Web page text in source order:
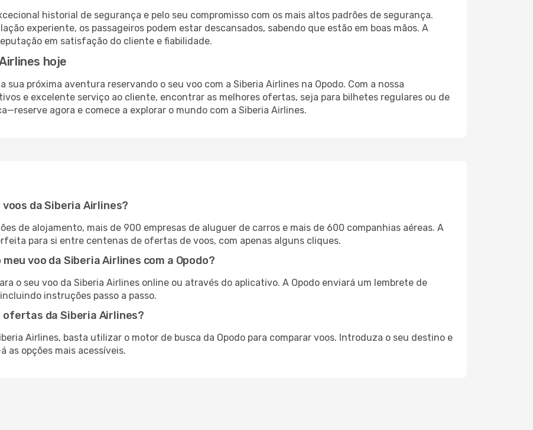
historial de segurança e pelo seu compromisso com os mais altos padrões de segurança.
experiente, os passageiros podem estar descansados, sabendo que estão em boas mãos. A
em satisfação do cliente e fiabilidade.
hoje
sua próxima aventura reservando o seu voo com a Siberia Airlines na Opodo. Com a nossa
e excelente serviço ao cliente, encontrar as melhores ofertas, seja para bilhetes regulares ou de
agora e comece a explorar o mundo com a Siberia Airlines.
da Siberia Airlines?
de alojamento, mais de 900 empresas de aluguer de carros e mais de 600 companhias aéreas. A
para si entre centenas de ofertas de voos, com apenas alguns cliques.
voo da Siberia Airlines com a Opodo?
o seu voo da Siberia Airlines online ou através do aplicativo. A Opodo enviará um lembrete de
instruções passo a passo.
ofertas da Siberia Airlines?
Airlines, basta utilizar o motor de busca da Opodo para comparar voos. Introduza o seu destino e
as opções mais acessíveis.